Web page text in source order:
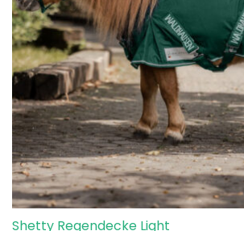
Shetty Regendecke Light